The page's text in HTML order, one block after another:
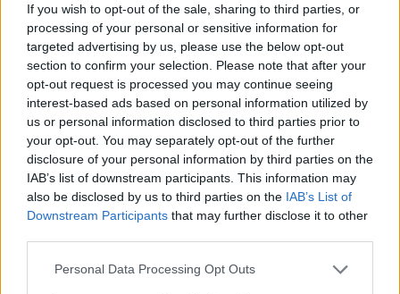
If you wish to opt-out of the sale, sharing to third parties, or
processing of your personal or sensitive information for
targeted advertising by us, please use the below opt-out
section to confirm your selection. Please note that after your
opt-out request is processed you may continue seeing
interest-based ads based on personal information utilized by
us or personal information disclosed to third parties prior to
your opt-out. You may separately opt-out of the further
disclosure of your personal information by third parties on the
IAB’s list of downstream participants. This information may
also be disclosed by us to third parties on the IAB’s List of
Downstream Participants that may further disclose it to other
Please note that this website/app uses one or more Google
Personal Data Processing Opt Outs